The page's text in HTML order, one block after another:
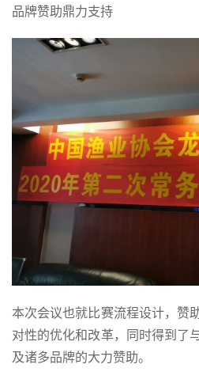
品牌赞助鼎力支持
本次会议也就比赛流程设计，赞
对性的优化和改革，同时得到了
及诸多品牌的大力赞助。